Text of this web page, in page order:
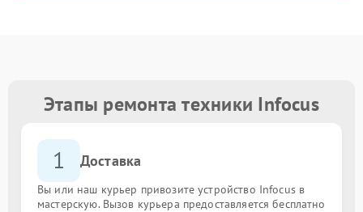
Этапы ремонта техники Infocus
1 Доставка
Вы или наш курьер привозите устройство Infocus в
мастерскую. Вызов курьера предоставляется бесплатно